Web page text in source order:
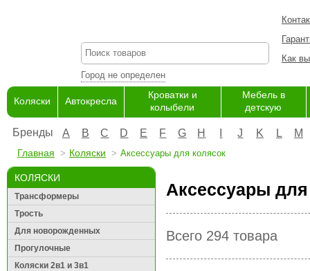
Город не определен
Как
Коляски Автокресла
Кроватки и
колыбели
Мебель в
детскую
Бренды A B C D E F G H J K L M
Главная Коляски Аксессуары для колясок
КОЛЯСКИ
Трансформеры
Трость
Для новорожденных
Прогулочные
Коляски 2в1 и 3в1
Аксессуары для
Всего 294 товара